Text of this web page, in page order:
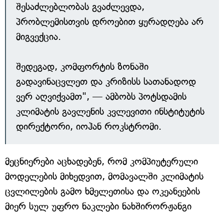
შესაძლებლობას გვაძლევდა,
პრობლემისთვის დროებით ყურადღება არ
მიგვექცია.
შედეგად, კომფორტის ზონაში
გადავინაცვლეთ და კრიზისს სათანადოდ
ვერ აღვიქვამთ", — ამბობს პოტსდამის
კლიმატის გავლენის კვლევითი ინსტიტუტის
დირექტორი, იოჰან როკსტრომი.
მეცნიერები აცხადებენ, რომ კომპიუტერული
მოდელების მიხედვით, მომავალში კლიმატის
ცვლილების გამო ხმელეთისა და ოკეანეების
მიერ სულ უფრო ნაკლები ნახშირორჟანგი